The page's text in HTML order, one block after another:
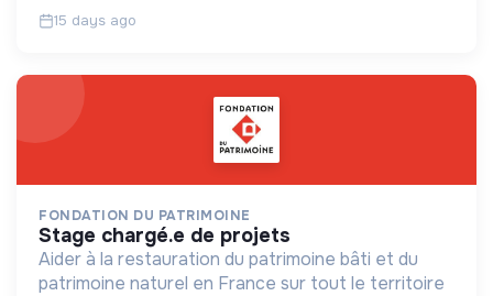
15 days ago
FONDATION DU PATRIMOINE
stage chargé.e de projets
Aider à la restauration du patrimoine bâti et du
patrimoine naturel en France sur tout le territoire